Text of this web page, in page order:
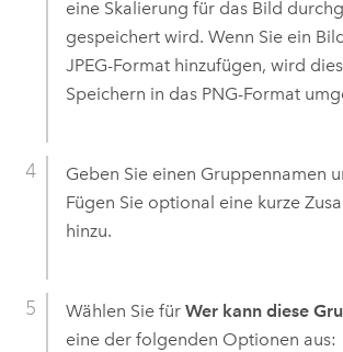
eine Skalierung für das Bild
gespeichert wird. Wenn Sie ein
JPEG-Format hinzufügen, wird
Speichern in das PNG-Format
Geben Sie einen Gruppennamen
Fügen Sie optional eine kurze
hinzu.
Wählen Sie für Wer kann diese
eine der folgenden Optionen aus: